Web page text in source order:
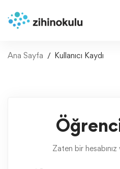
Ana Sayfa Kullanıcı Kaydı
Zaten bir hesabınız